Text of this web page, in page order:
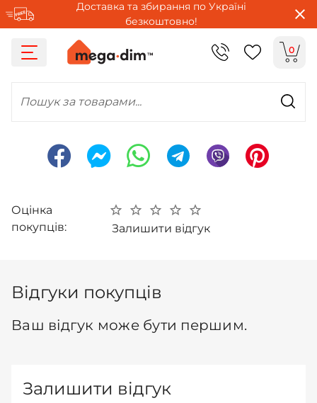
Доставка та збирання по Україні
безкоштовно!
0
Пошук за товарами...
Оцінка
покупців:
Залишити відгук
Відгуки покупців
Ваш відгук може бути першим.
Залишити відгук